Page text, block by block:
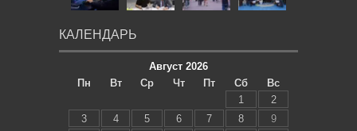
КАЛЕНДАРЬ
Август 2026
Пн
Вт Ср Чт Пт Сб
Вс
1
2
3
4 5 6 7 8
9